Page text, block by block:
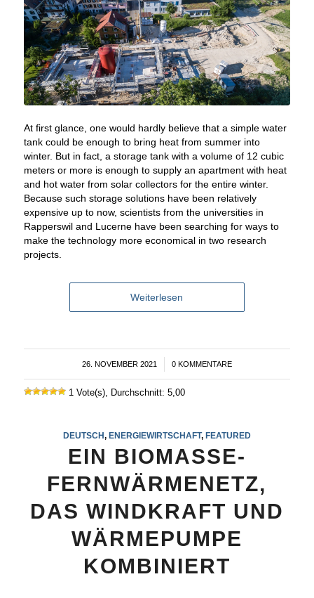
At first glance, one would hardly believe that a simple water
tank could be enough to bring heat from summer into
winter. But in fact, a storage tank with a volume of 12 cubic
meters or more is enough to supply an apartment with heat
and hot water from solar collectors for the entire winter.
Because such storage solutions have been relatively
expensive up to now, scientists from the universities in
Rapperswil and Lucerne have been searching for ways to
make the technology more economical in two research
projects.
Weiterlesen
26. NOVEMBER 2021
/ 0 KOMMENTARE
1 Vote(s), Durchschnitt: 5,00
DEUTSCH, ENERGIEWIRTSCHAFT, FEATURED
EIN BIOMASSE-
FERNWÄRMENETZ,
DAS WINDKRAFT UND
WÄRMEPUMPE
KOMBINIERT